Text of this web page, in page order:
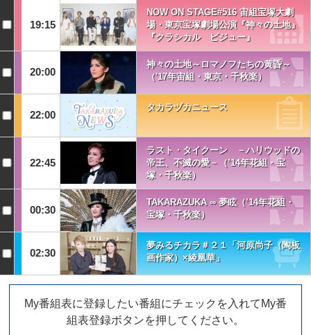
19:15
NOW ON STAGE#516 宙組宝塚大劇
場・東京宝塚劇場公演『神々の土地』
『クラシカル ビジュー』
20:00
神々の土地～ロマノフたちの黄昏～
（'17年宙組・東京・千秋楽）
22:00
タカラヅカニュース
22:45
ラスト・タイクーン －ハリウッドの
帝王、不滅の愛－（’14年花組・宝
塚・千秋楽）
00:30
TAKARAZUKA ∞ 夢眩（’14年花組・
宝塚・千秋楽）
02:30
夢みるチカラ＃２１「河原尚子（陶板
画作家）×綾凰華」
My番組表に登録したい番組にチェックを入れてMy番
組表登録ボタンを押してください。